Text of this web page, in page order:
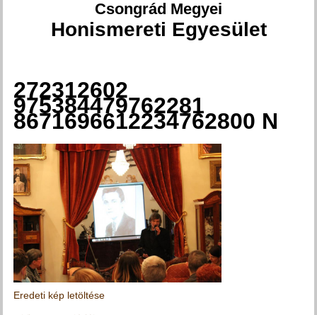
Csongrád Megyei
Honismereti Egyesület
Jelenlegi hely
272312602
975384479762281
8671696612234762800 N
Eredeti kép letöltése